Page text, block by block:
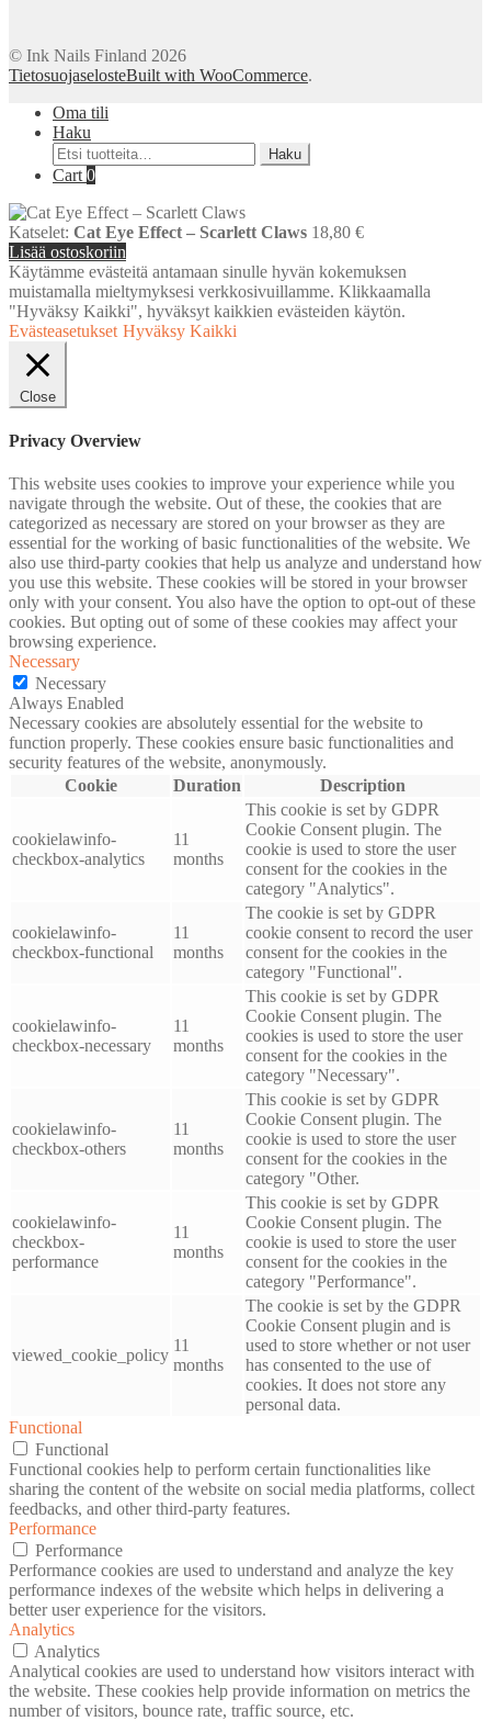
© Ink Nails Finland 2026
TietosuojaselosteBuilt with WooCommerce.
Oma tili
Haku
Etsi:
Haku
Cart 0
Katselet: Cat Eye Effect – Scarlett Claws 18,80 €
Lisää ostoskoriin
Käytämme evästeitä antamaan sinulle hyvän kokemuksen
muistamalla mieltymyksesi verkkosivuillamme. Klikkaamalla
"Hyväksy Kaikki", hyväksyt kaikkien evästeiden käytön.
Evästeasetukset Hyväksy Kaikki
Close
Privacy Overview
This website uses cookies to improve your experience while you
navigate through the website. Out of these, the cookies that are
categorized as necessary are stored on your browser as they are
essential for the working of basic functionalities of the website. We
also use third-party cookies that help us analyze and understand how
you use this website. These cookies will be stored in your browser
only with your consent. You also have the option to opt-out of these
cookies. But opting out of some of these cookies may affect your
browsing experience.
Necessary
Necessary
Always Enabled
Necessary cookies are absolutely essential for the website to
function properly. These cookies ensure basic functionalities and
security features of the website, anonymously.
Cookie
Duration Description
cookielawinfo-
checkbox-analytics
11
months
This cookie is set by GDPR
Cookie Consent plugin. The
cookie is used to store the user
consent for the cookies in the
category "Analytics".
cookielawinfo-
checkbox-functional
11
months
The cookie is set by GDPR
cookie consent to record the user
consent for the cookies in the
category "Functional".
cookielawinfo-
checkbox-necessary
11
months
This cookie is set by GDPR
Cookie Consent plugin. The
cookies is used to store the user
consent for the cookies in the
category "Necessary".
cookielawinfo-
checkbox-others
11
months
This cookie is set by GDPR
Cookie Consent plugin. The
cookie is used to store the user
consent for the cookies in the
category "Other.
cookielawinfo-
checkbox-
performance
11
months
This cookie is set by GDPR
Cookie Consent plugin. The
cookie is used to store the user
consent for the cookies in the
category "Performance".
viewed_cookie_policy
11
months
The cookie is set by the GDPR
Cookie Consent plugin and is
used to store whether or not user
has consented to the use of
cookies. It does not store any
personal data.
Functional
Functional
Functional cookies help to perform certain functionalities like
sharing the content of the website on social media platforms, collect
feedbacks, and other third-party features.
Performance
Performance
Performance cookies are used to understand and analyze the key
performance indexes of the website which helps in delivering a
better user experience for the visitors.
Analytics
Analytics
Analytical cookies are used to understand how visitors interact with
the website. These cookies help provide information on metrics the
number of visitors, bounce rate, traffic source, etc.